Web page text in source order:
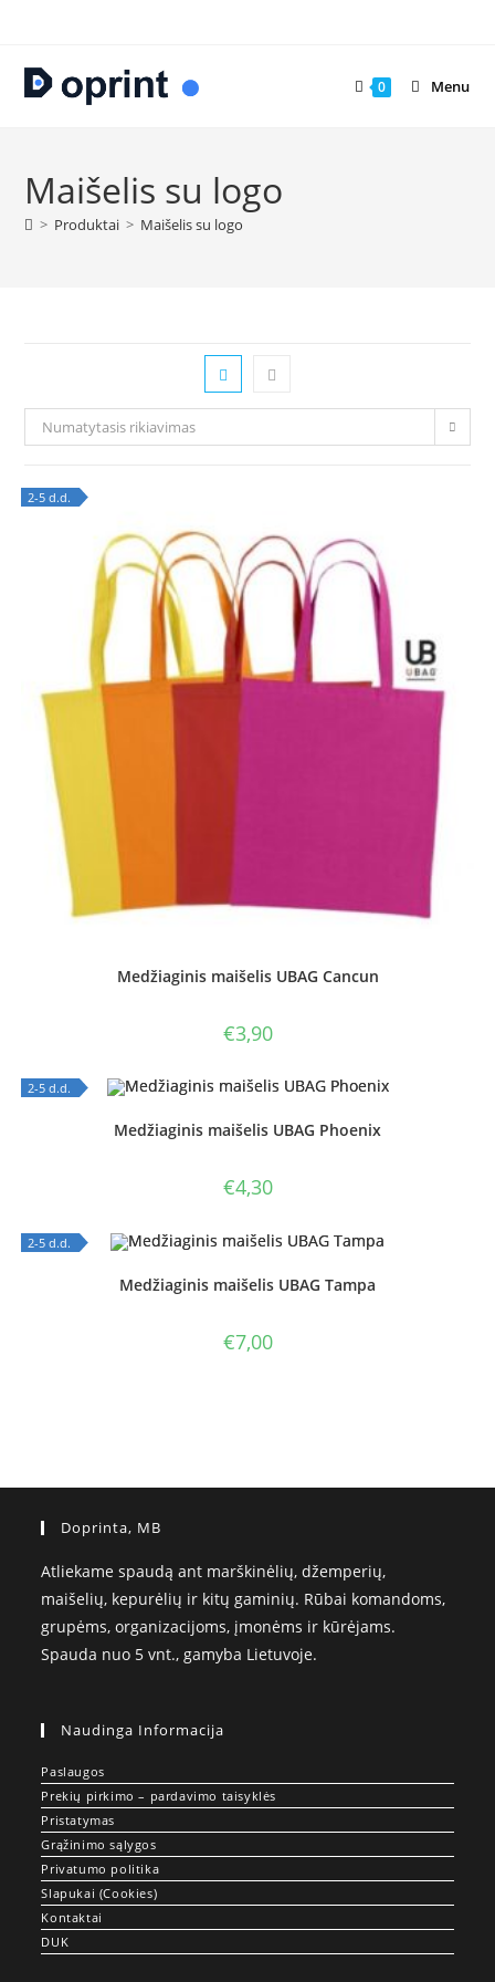
content
0 Menu
Maišelis su logo
> Produktai > Maišelis su logo
Numatytasis rikiavimas
2-5 d.d.
Medžiaginis maišelis UBAG Cancun
€3,90
2-5 d.d.
Medžiaginis maišelis UBAG Phoenix
€4,30
2-5 d.d.
Medžiaginis maišelis UBAG Tampa
€7,00
Doprinta, MB
Atliekame spaudą ant marškinėlių, džemperių,
maišelių, kepurėlių ir kitų gaminių. Rūbai komandoms,
grupėms, organizacijoms, įmonėms ir kūrėjams.
Spauda nuo 5 vnt., gamyba Lietuvoje.
Naudinga Informacija
Paslaugos
Prekių pirkimo – pardavimo taisyklės
Pristatymas
Grąžinimo sąlygos
Privatumo politika
Slapukai (Cookies)
Kontaktai
DUK